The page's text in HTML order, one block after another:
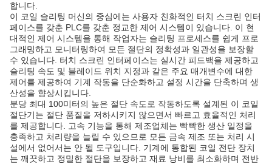
합니다.
이 코일 슬리팅 머신의 중심에는 사용자 친화적인 터치 스크린 인터
페이스를 갖춘 PLC를 갖춘 정교한 제어 시스템이 있습니다. 이 현
대적인 제어 시스템을 통해 작업자는 슬리팅 프로세스를 쉽게 프로
그래밍하고 모니터링하여 모든 절단의 정확성과 일관성을 보장할
수 있습니다. 터치 스크린 인터페이스는 실시간 피드백을 제공하고
슬리팅 속도 및 블레이드 위치 지정과 같은 주요 매개변수에 대한
제어를 제공하여 기계 작동을 단순화하고 설정 시간을 단축하며 생
산성을 향상시킵니다.
분당 최대 100미터의 높은 절단 속도로 작동하도록 설계된 이 코일
절단기는 절단 품질을 저하시키지 않으면서 빠르고 효율적인 처리
를 제공합니다. 고속 기능을 통해 제조업체는 빡빡한 생산 일정을
충족하고 처리량을 늘릴 수 있으므로 모든 금속 제조 또는 처리 시
설에서 없어서는 안 될 도구입니다. 기계에 통합된 코일 전단 장치
는 깨끗하고 정밀한 절단을 보장하고 재료 낭비를 최소화하며 전반